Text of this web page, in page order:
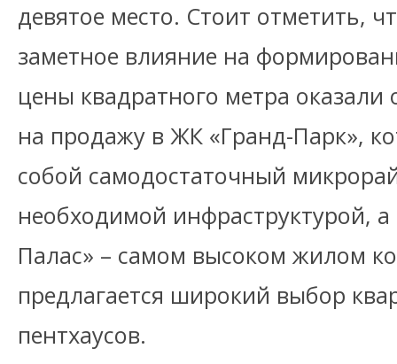
девятое место. Стоит отметить,
заметное влияние на
цены квадратного метра
на продажу в ЖК «Гранд-Парк»,
собой самодостаточный
необходимой инфраструктурой,
Палас» – самом высоком жилом
предлагается широкий выбор
пентхаусов.